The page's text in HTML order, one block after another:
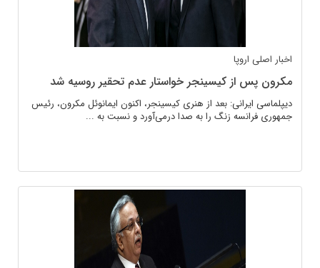
اخبار اصلی اروپا
مکرون پس از کیسینجر خواستار عدم تحقیر روسیه شد
دیپلماسی ایرانی: بعد از هنری کیسینجر، اکنون ایمانوئل مکرون، رئیس
جمهوری فرانسه زنگ را به صدا درمی‌آورد و نسبت به ...